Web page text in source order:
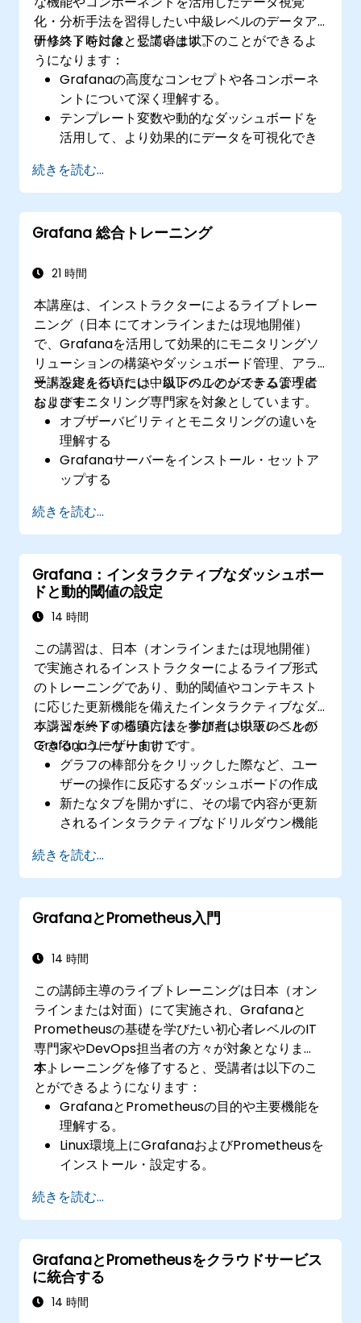
化・分析手法を習得したい中級レベルのデータア
ナリストを対象としています。
研修終了時には、受講者は以下のことができるよ
うになります：
Grafanaの高度なコンセプトや各コンポーネ
ントについて深く理解する。
テンプレート変数や動的なダッシュボードを
活用して、より効果的にデータを可視化でき
Grafanaクエリ言語を用いて複雑なクエリを
実行できる。
Grafanaの拡張・パフォーマンス最適化、高
可用性確保に関するベストプラクティスを習
続きを読む...
Grafana 総合トレーニング
21 時間
本講座は、インストラクターによるライブトレー
ニング（日本 にてオンラインまたは現地開催）
で、Grafanaを活用して効果的にモニタリングソ
リューションの構築やダッシュボード管理、アラ
ート設定を行いたい中級レベルのシステム管理者
およびモニタリング専門家を対象としています。
受講を終える頃には、以下のことができるように
なります：
オブザーバビリティとモニタリングの違いを
理解する
Grafanaサーバーをインストール・セットア
ップする
の各種データソースを設定・接続する
ダッシュボードやチャートの作成・管理・カ
スタマイズを行う
変数やクエリを用いて動的なダッシュボード
を構築する
Grafana経由で通知およびアラート設定を行
プラグインを導入・管理してGrafanaの機能
拡張を行う
続きを読む...
Grafana：インタラクティブなダッシュボー
ドと動的閾値の設定
14 時間
この講習は、日本（オンラインまたは現地開催）
で実施されるインストラクターによるライブ形式
のトレーニングであり、動的閾値やコンテキスト
に応じた更新機能を備えたインタラクティブなダ
ッシュボードの構築方法を学びたい中級レベルの
Grafanaユーザー向けです。
本講習を終了する頃には、参加者は以下のことが
できるようになります：
グラフの棒部分をクリックした際など、ユー
ザーの操作に反応するダッシュボードの作成
新たなタブを開かずに、その場で内容が更新
されるインタラクティブなドリルダウン機能
選択したフィルター条件に基づき、円グラフ
や詳細パネルを設定する方法
ユーザーの入力やリアルタイムデータに応答
して変化する動的閾値の活用方法
続きを読む...
GrafanaとPrometheus入門
14 時間
この講師主導のライブトレーニングは日本（オン
ラインまたは対面）にて実施され、Grafanaと
Prometheusの基礎を学びたい初心者レベルのIT
専門家やDevOps担当者の方々が対象となりま
す。
本トレーニングを修了すると、受講者は以下のこ
とができるようになります：
GrafanaとPrometheusの目的や主要機能を
理解する。
Linux環境上にGrafanaおよびPrometheusを
インストール・設定する。
ボードを作成する。
Prometheusを活用してシステムのメトリク
スを監視し、データを可視化する。
続きを読む...
GrafanaとPrometheusをクラウドサービス
に統合する
14 時間